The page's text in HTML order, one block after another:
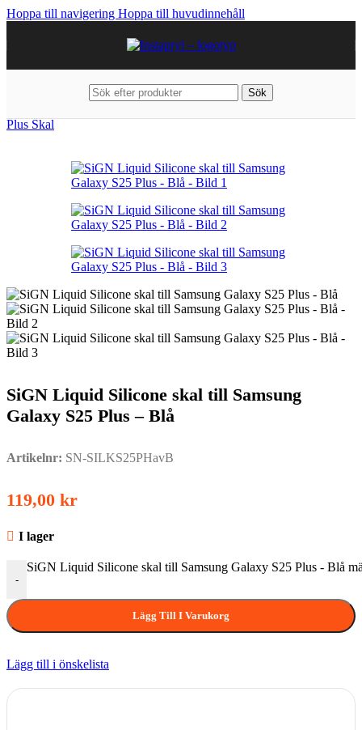
Hoppa till navigering Hoppa till huvudinnehåll
Sök
Plus Skal
SiGN Liquid Silicone skal till Samsung
Galaxy S25 Plus – Blå
Artikelnr: SN-SILKS25PHavB
119,00 kr
I lager
-
SiGN Liquid Silicone skal till Samsung Galaxy S25 Plus - Blå
Lägg Till I Varukorg
Lägg till i önskelista